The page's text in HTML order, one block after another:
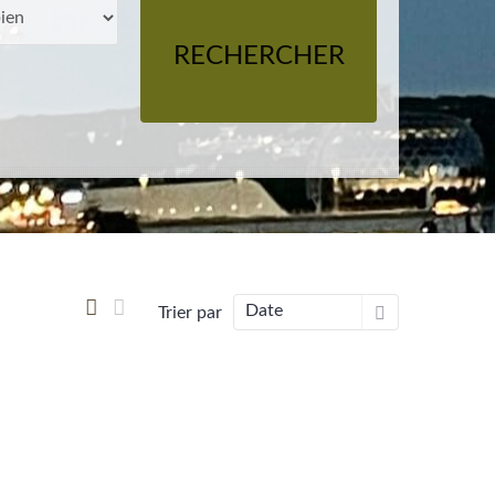
RECHERCHER
Trier par Date